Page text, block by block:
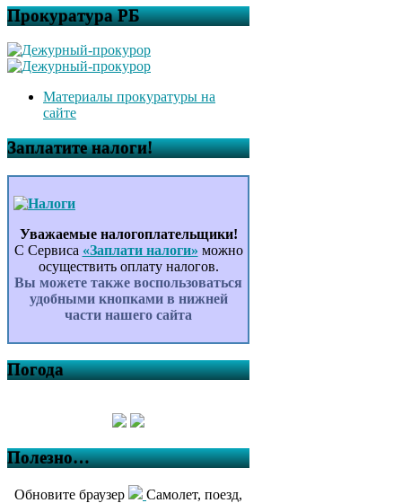
Прокуратура РБ
Материалы прокуратуры на
сайте
Заплатите налоги!
Уважаемые налогоплательщики!
С Сервиса «Заплати налоги» можно
осуществить оплату налогов.
Вы можете также воспользоваться
удобными кнопками в нижней
части нашего сайта
Погода
Полезно…
Обновите браузер
Самолет, поезд,